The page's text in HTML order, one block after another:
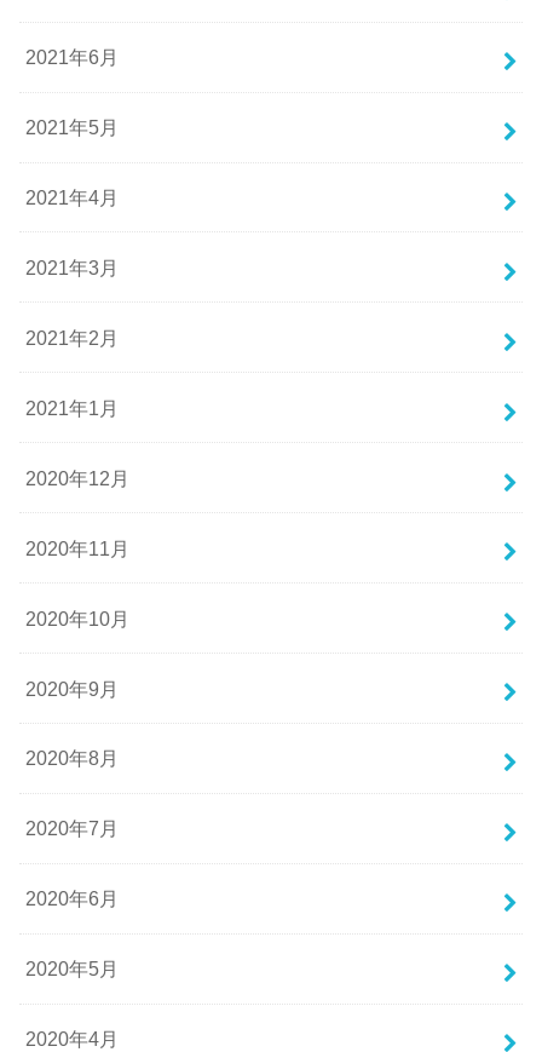
2021年6月
2021年5月
2021年4月
2021年3月
2021年2月
2021年1月
2020年12月
2020年11月
2020年10月
2020年9月
2020年8月
2020年7月
2020年6月
2020年5月
2020年4月